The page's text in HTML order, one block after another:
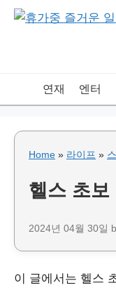
Skip
연재 엔터
Home » 라이프 »
헬스 초보
2024년 04월 30일
이 글에서는 헬스